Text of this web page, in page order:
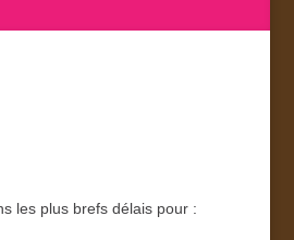
les plus brefs délais pour :